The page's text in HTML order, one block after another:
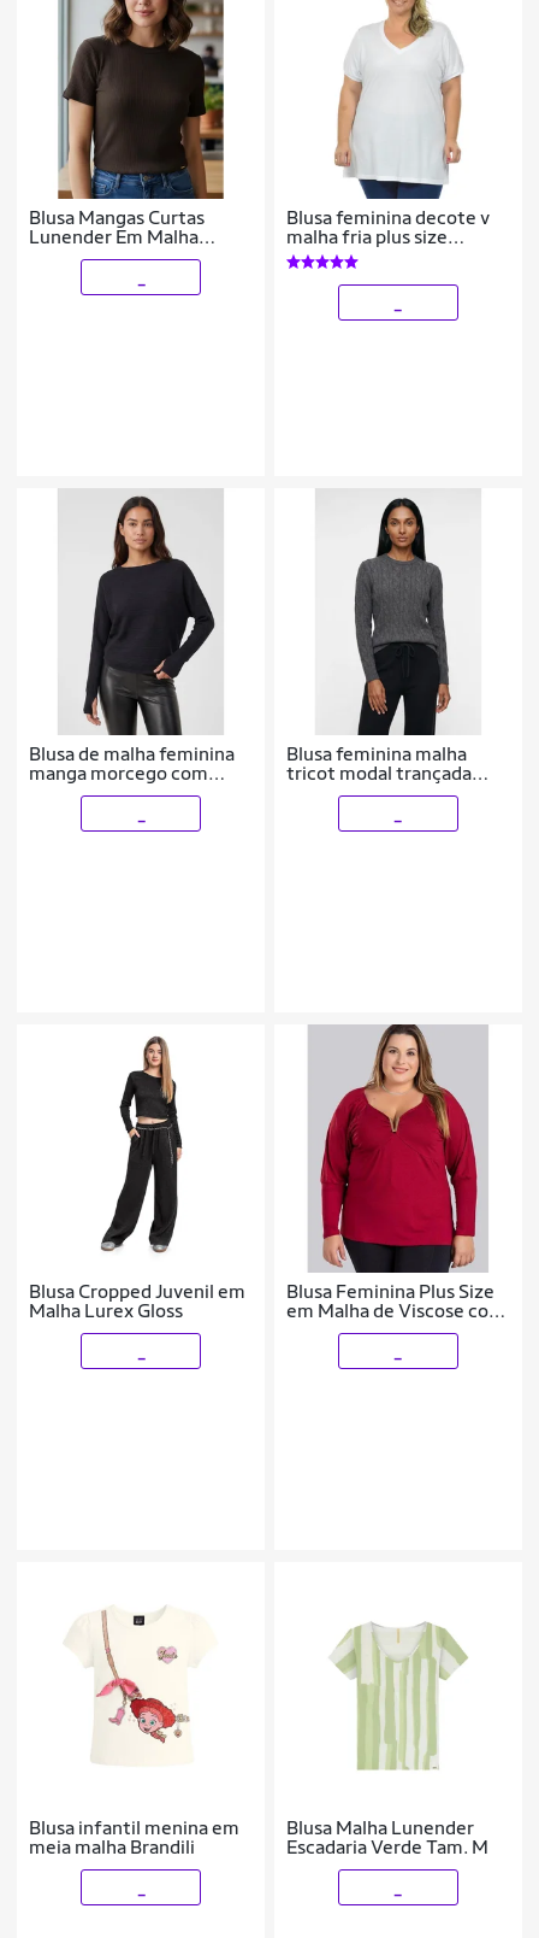
Blusa Mangas Curtas
Lunender Em Malha
Canelada
Blusa feminina decote v
malha fria plus size
fenomenal(sem
elasticidade) Laranja 56
Blusa de malha feminina
manga morcego com
dedinho 61195
Blusa feminina malha
tricot modal trançada
61909
Blusa Cropped Juvenil em
Malha Lurex Gloss
Blusa Feminina Plus Size
em Malha de Viscose com
Fivela Decote e Mangas
Blusa infantil menina em
meia malha Brandili
Blusa Malha Lunender
Escadaria Verde Tam. M